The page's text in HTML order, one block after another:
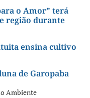
o Amor” terá
região durante
ensina cultivo
de Garopaba
Ambiente